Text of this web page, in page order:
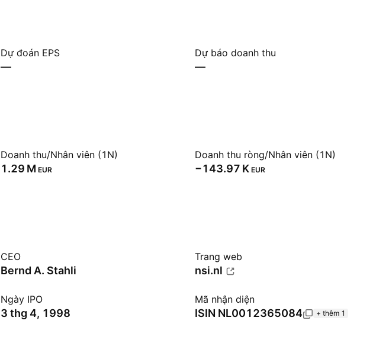
Dự đoán EPS
—
Dự báo doanh thu
—
Doanh thu/Nhân viên (1N)
‪1.29 M‬ EUR
Doanh thu ròng/Nhân viên (1N)
‪−143.97 K‬ EUR
CEO
Bernd A. Stahli
Trang web
nsi.nl
Ngày IPO
3 thg 4, 1998
Mã nhận diện
ISIN NL0012365084 + thêm 1